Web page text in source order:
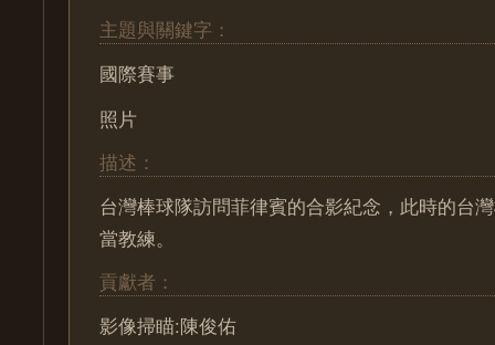
主題與關鍵字：
國際賽事
照片
描述：
台灣棒球隊訪問菲律賓的合影紀念，此時的台
當教練。
貢獻者：
影像掃瞄:陳俊佑